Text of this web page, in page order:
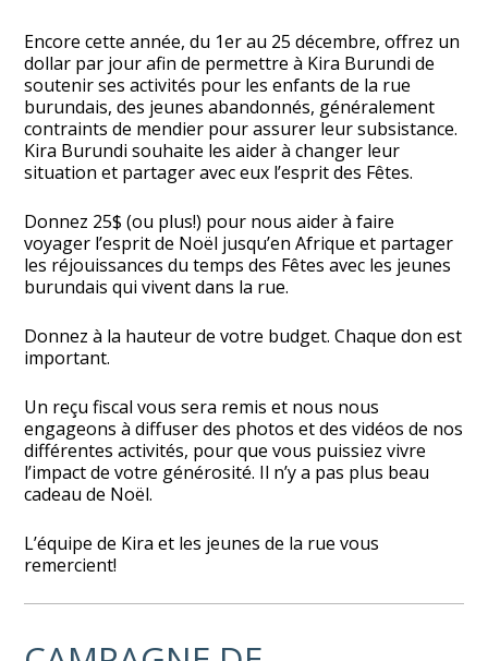
Encore cette année, du 1er au 25 décembre, offrez un
dollar par jour afin de permettre à Kira Burundi de
soutenir ses activités pour les enfants de la rue
burundais, des jeunes abandonnés, généralement
contraints de mendier pour assurer leur subsistance.
Kira Burundi souhaite les aider à changer leur
situation et partager avec eux l’esprit des Fêtes.
Donnez 25$ (ou plus!) pour nous aider à faire
voyager l’esprit de Noël jusqu’en Afrique et partager
les réjouissances du temps des Fêtes avec les jeunes
burundais qui vivent dans la rue.
Donnez à la hauteur de votre budget. Chaque don est
important.
Un reçu fiscal vous sera remis et nous nous
engageons à diffuser des photos et des vidéos de nos
différentes activités, pour que vous puissiez vivre
l’impact de votre générosité. Il n’y a pas plus beau
cadeau de Noël.
L’équipe de Kira et les jeunes de la rue vous
remercient!